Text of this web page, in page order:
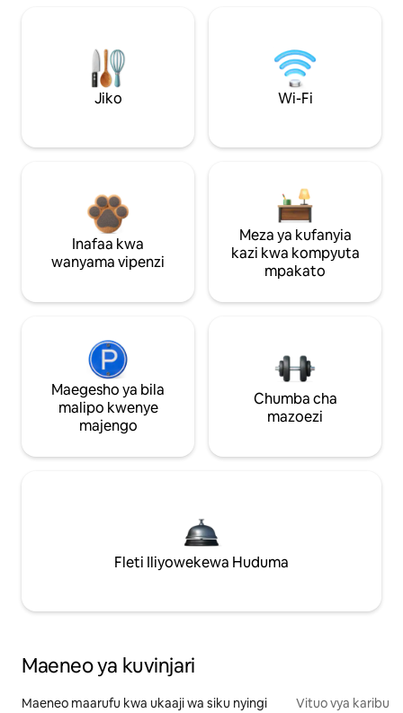
Jiko Wi-Fi
Inafaa kwa
wanyama vipenzi
Meza ya kufanyia
kazi kwa kompyuta
mpakato
Maegesho ya bila
malipo kwenye
majengo
Chumba cha
mazoezi
Fleti Iliyowekewa Huduma
Maeneo ya kuvinjari
Maeneo maarufu kwa ukaaji wa siku nyingi Vituo vya karibu